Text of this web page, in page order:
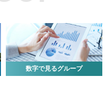
数字で見るグループ